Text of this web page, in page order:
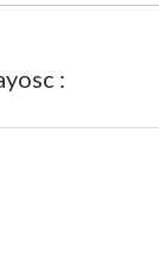
: